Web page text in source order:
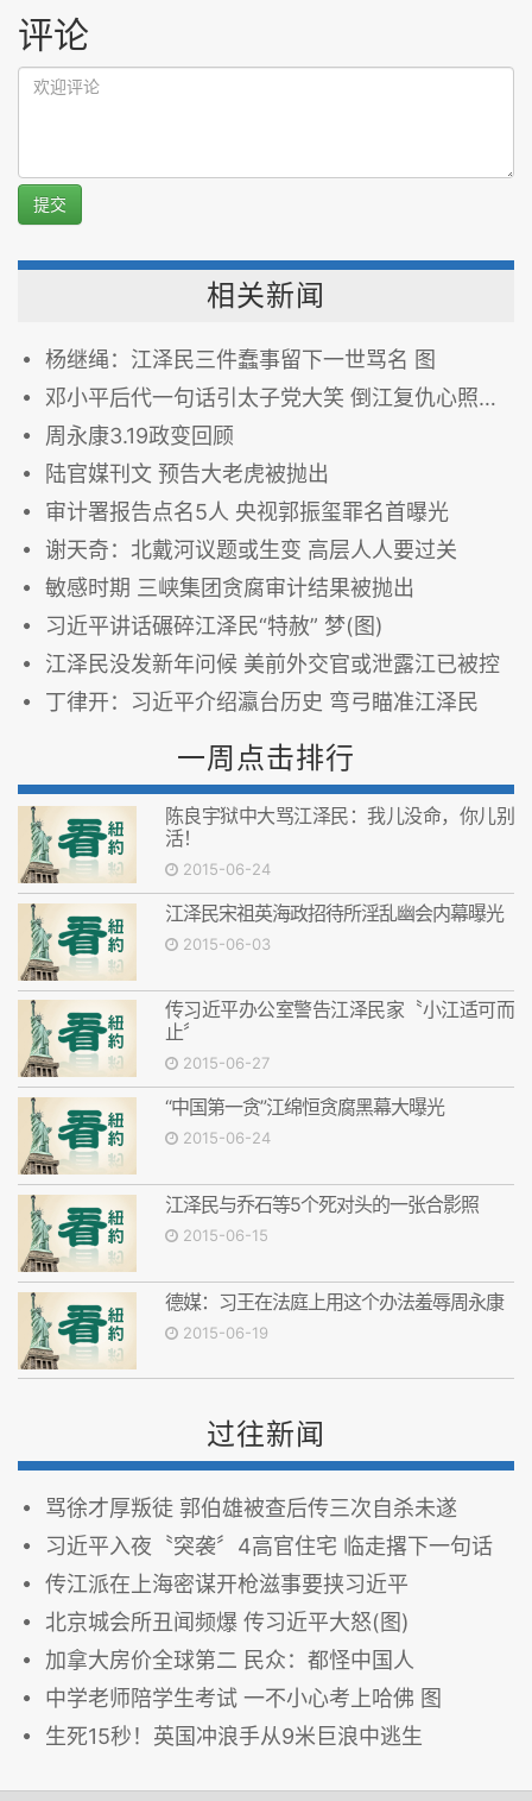
评论
提交
相关新闻
杨继绳：江泽民三件蠢事留下一世骂名 图
邓小平后代一句话引太子党大笑 倒江复仇心照不宣
周永康3.19政变回顾
陆官媒刊文 预告大老虎被抛出
审计署报告点名5人 央视郭振玺罪名首曝光
谢天奇：北戴河议题或生变 高层人人要过关
敏感时期 三峡集团贪腐审计结果被抛出
习近平讲话碾碎江泽民“特赦” 梦(图)
江泽民没发新年问候 美前外交官或泄露江已被控
丁律开：习近平介绍瀛台历史 弯弓瞄准江泽民
一周点击排行
陈良宇狱中大骂江泽民：我儿没命，你儿别
活！
2015-06-24
江泽民宋祖英海政招待所淫乱幽会内幕曝光
2015-06-03
传习近平办公室警告江泽民家〝小江适可而
止〞
2015-06-27
“中国第一贪”江绵恒贪腐黑幕大曝光
2015-06-24
江泽民与乔石等5个死对头的一张合影照
2015-06-15
德媒：习王在法庭上用这个办法羞辱周永康
2015-06-19
过往新闻
骂徐才厚叛徒 郭伯雄被查后传三次自杀未遂
习近平入夜〝突袭〞4高官住宅 临走撂下一句话
传江派在上海密谋开枪滋事要挟习近平
北京城会所丑闻频爆 传习近平大怒(图)
加拿大房价全球第二 民众：都怪中国人
中学老师陪学生考试 一不小心考上哈佛 图
生死15秒！英国冲浪手从9米巨浪中逃生